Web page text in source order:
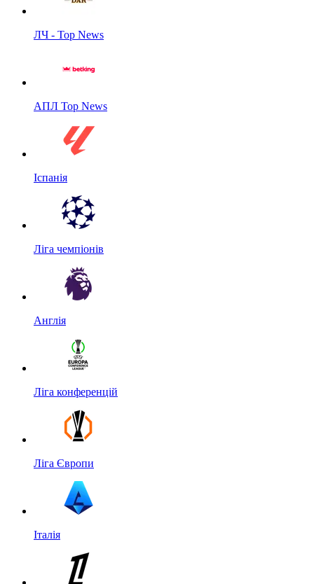
ЛЧ - Top News
АПЛ Top News
Іспанія
Ліга чемпіонів
Англія
Ліга конференцій
Ліга Європи
Італія